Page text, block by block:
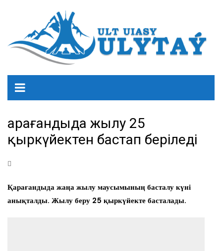
Қарағандыда жылу 25
қыркүйектен бастап беріледі
Қарағандыда жаңа жылу маусымының басталу күні
анықталды. Жылу беру 25 қыркүйекте басталады.